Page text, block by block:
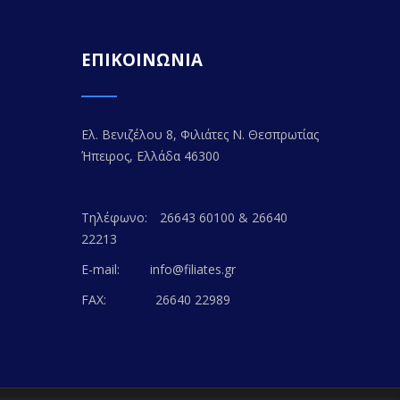
ΕΠΙΚΟΙΝΩΝΙΑ
Ελ. Βενιζέλου 8, Φιλιάτες Ν. Θεσπρωτίας
Ήπειρος, Ελλάδα 46300
Τηλέφωνο:
26643 60100 & 26640
22213
E-mail:
info@filiates.gr
FAX:
26640 22989